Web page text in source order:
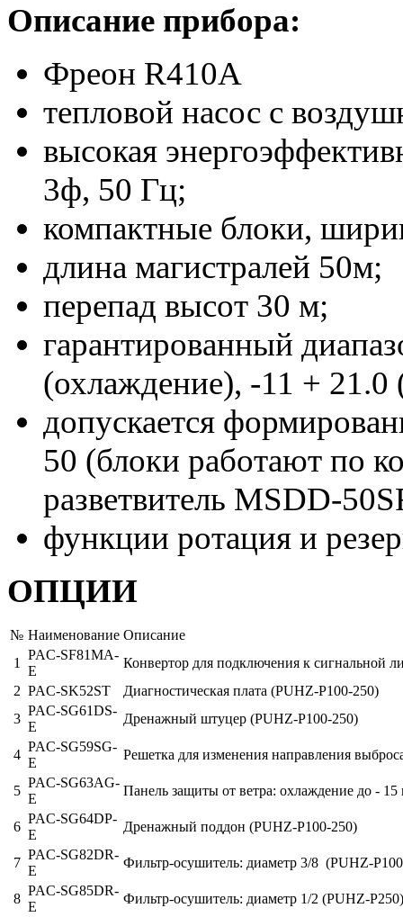
Описание прибора:
Фреон R410A
тепловой насос с
высокая
3ф, 50 Гц;
компактные блоки,
длина магистралей 50м;
перепад высот 30 м;
гарантированный
(охлаждение), -11 + 21.0
допускается
50 (блоки работают по
разветвитель MSDD-
функции ротация и
ОПЦИИ
№ Наименование Описание
1
PAC-SF81MA-
E
Конвертор для подключения к сигнальной
2 PAC-SK52ST
Диагностическая плата (PUHZ-P100-250)
3
PAC-SG61DS-
E
Дренажный штуцер (PUHZ-P100-250)
4
PAC-SG59SG-
E
Решетка для изменения направления
5
PAC-SG63AG-
E
Панель защиты от ветра: охлаждение до - 15
6
PAC-SG64DP-
E
Дренажный поддон (PUHZ-P100-250)
7
PAC-SG82DR-
E
Фильтр-осушитель: диаметр 3/8 (PUHZ-
8
PAC-SG85DR-
E
Фильтр-осушитель: диаметр 1/2 (PUHZ-P250)